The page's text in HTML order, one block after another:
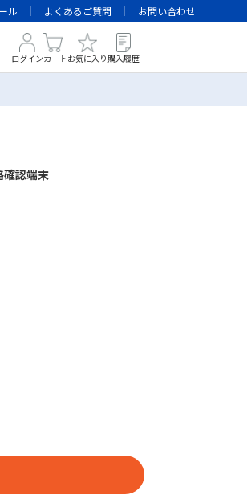
ル よくあるご質問 お問い合わせ
ログインカートお気に入り 購入履歴
確認端末